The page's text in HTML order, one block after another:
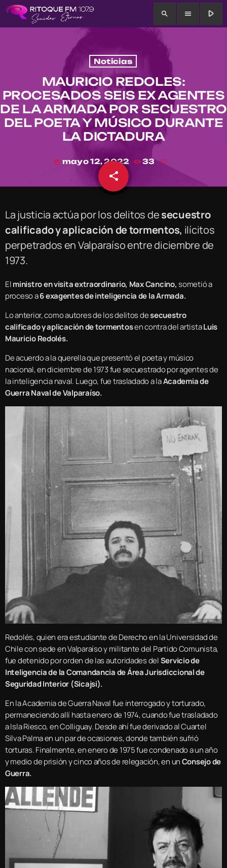
search menu play_arrow
Noticias
MAURICIO REDOLES:
PROCESADOS SEIS EX AGENTES
DE LA ARMADA POR SECUESTRO
DEL POETA Y MÚSICO DURANTE
LA DICTADURA
today mayo 12, 2022 33
share
email
La justicia actúa por los delitos desecuestro
calificado y aplicación de tormentos, ilícitos
perpetrados en Valparaíso entre diciembre de
1973.
Elministro en visita extraordinario, Max Cancino,sometió a
proceso a6 exagentes de inteligencia de la Armada.
Lo anterior, como autores de los delitos desecuestro
calificado y aplicación de tormentosen contra del artistaLuis
Mauricio Redolés.
De acuerdo a la querella que presentó el poeta y músico
nacional, en diciembre de 1973 fue secuestrado por agentes de
la inteligencia naval. Luego, fue trasladado a laAcademia de
Guerra Naval de Valparaíso.
Redolés, quien era estudiante de Derecho en la Universidad de
Chile con sede en Valparaíso y militante del Partido Comunista,
fue detenido por orden de las autoridades delServicio de
Inteligencia de la Comandancia de Área Jurisdiccional de
Seguridad Interior (Sicajsi).
En la Academia de Guerra Naval fue interrogado y torturado,
permaneciendo allí hasta enero de 1974, cuando fue trasladado
a Isla Riesco, en Colliguay. Desde ahí fue derivado al Cuartel
Silva Palma en un par de ocasiones, donde también sufrió
torturas. Finalmente, en enero de 1975 fue condenado a un año
y medio de prisión y cinco años de relegación, en unConsejo de
Guerra.